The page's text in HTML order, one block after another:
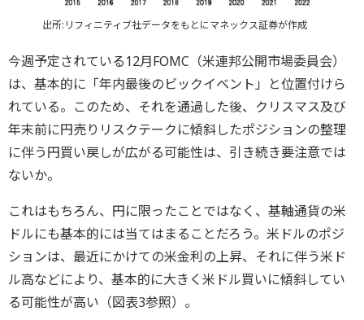
出所:リフィニティブ社データをもとにマネックス証券が作成
今週予定されている12月FOMC（米連邦公開市場委員会）
は、基本的に「年内最後のビックイベント」と位置付けら
れている。このため、それを通過した後、クリスマス及び
年末前に円売りリスクテークに傾斜したポジションの整理
に伴う円買い戻しが広がる可能性は、引き続き要注意では
ないか。
これはもちろん、円に限ったことではなく、基軸通貨の米
ドルにも基本的には当てはまることだろう。米ドルのポジ
ションは、最近にかけての米金利の上昇、それに伴う米ド
ル高などにより、基本的に大きく米ドル買いに傾斜してい
る可能性が高い（図表3参照）。